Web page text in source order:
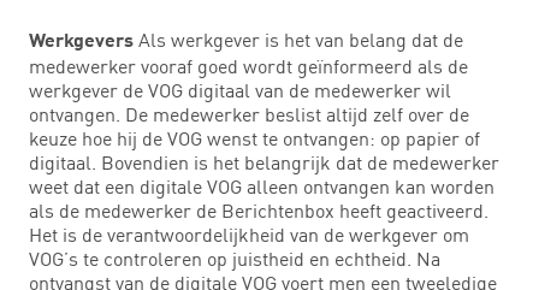
Werkgevers Als werkgever is het van belang dat de
medewerker vooraf goed wordt geïnformeerd als de
werkgever de VOG digitaal van de medewerker wil
ontvangen. De medewerker beslist altijd zelf over de
keuze hoe hij de VOG wenst te ontvangen: op papier of
digitaal. Bovendien is het belangrijk dat de medewerker
weet dat een digitale VOG alleen ontvangen kan worden
als de medewerker de Berichtenbox heeft geactiveerd.
Het is de verantwoordelijkheid van de werkgever om
VOG’s te controleren op juistheid en echtheid. Na
ontvangst van de digitale VOG voert men een tweeledige